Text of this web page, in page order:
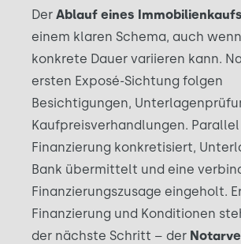
Der Ablauf eines Immobilienkaufs
einem klaren Schema, auch
konkrete Dauer variieren kann.
ersten Exposé-Sichtung folgen
Besichtigungen,
Kaufpreisverhandlungen.
Finanzierung konkretisiert,
Bank übermittelt und eine
Finanzierungszusage eingeholt.
Finanzierung und Konditionen
der nächste Schritt – der